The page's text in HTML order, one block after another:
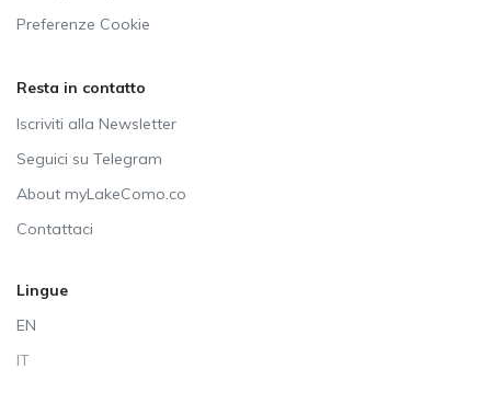
Preferenze Cookie
Resta in contatto
Iscriviti alla Newsletter
Seguici su Telegram
About myLakeComo.co
Contattaci
Lingue
EN
IT